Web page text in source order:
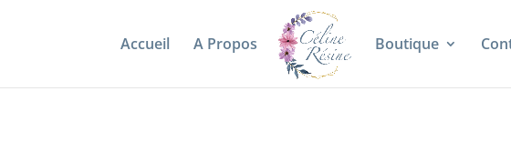
Accueil A Propos Boutique